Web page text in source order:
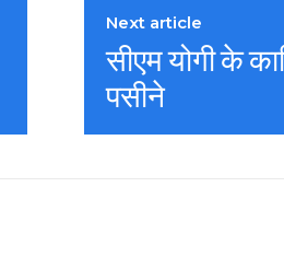
Next article
सीएम योगी के
पसीने